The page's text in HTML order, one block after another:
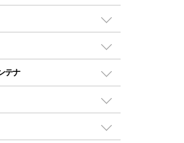
タープ）
タイル）グリル
テナ